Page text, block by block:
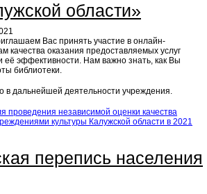
области»
Вас принять участие в онлайн-
качества оказания предоставляемых услуг
её эффективности. Нам важно знать, как Вы
библиотеки.
в дальнейшей деятельности учреждения.
проведения независимой оценки качества
культуры Калужской области в 2021
перепись населения